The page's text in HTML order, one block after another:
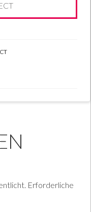
Erforderliche